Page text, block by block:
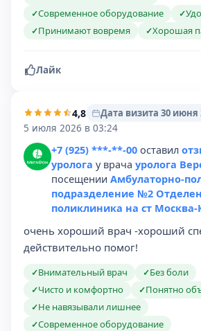
✓Современное оборудование ✓
✓Принимают вовремя ✓Хорошая
Лайк
4,8
Дата визита 30 июня
5 июля 2026 в 03:24
+7 (925) ***-**-00 оставил
уролога у врача уролога
посещении Амбулаторно-
подразделение №2
поликлиника на ст Москва-
очень хороший врач -хороший
действительно помог!
✓Внимательный врач ✓Без боли
✓Чисто и комфортно ✓Понятно
✓Не навязывали лишнее
✓Современное оборудование